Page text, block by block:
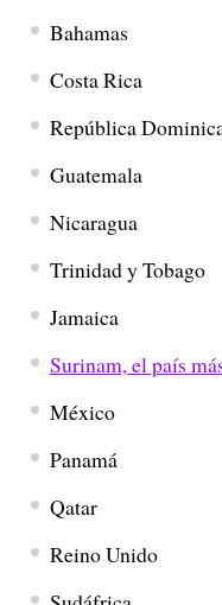
Bahamas
Costa Rica
República
Guatemala
Nicaragua
Trinidad y Tobago
Jamaica
Surinam, el país
México
Panamá
Qatar
Reino Unido